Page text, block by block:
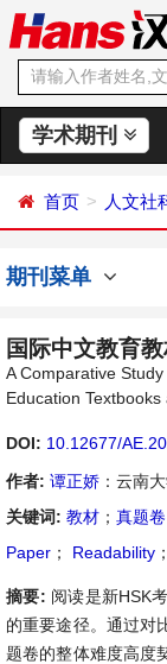
学术期刊
首页 人文社
期刊菜单
国际中文教育
A Comparative
Education
DOI: 10.12677/
作者: 谭正娇 ：云南
关键词: 教材 ； 真题卷
Paper ； Readability ；
摘要: 阅读是新HSK
的重要途径。通过对
题卷的整体难度高度